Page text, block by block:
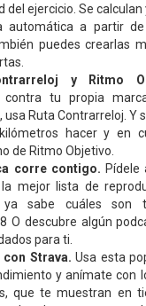
del ejercicio. Se
automática a partir
puedes crearlas
y Ritmo
contra tu propia
usa Ruta Contrarreloj. Y
hacer y en
de Ritmo Objetivo.
corre contigo. Pídele
mejor lista de
ya sabe cuáles son
O descubre algún
para ti.
con Strava. Usa esta
y anímate con
que te muestran en